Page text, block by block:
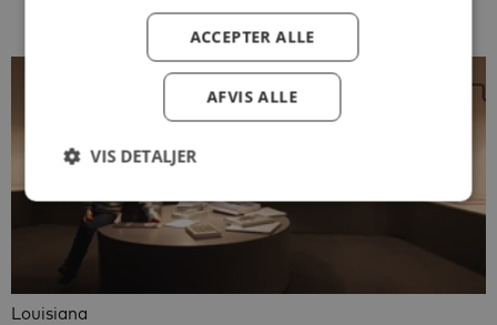
Louisiana
ACCEPTER ALLE
AFVIS ALLE
VIS DETALJER